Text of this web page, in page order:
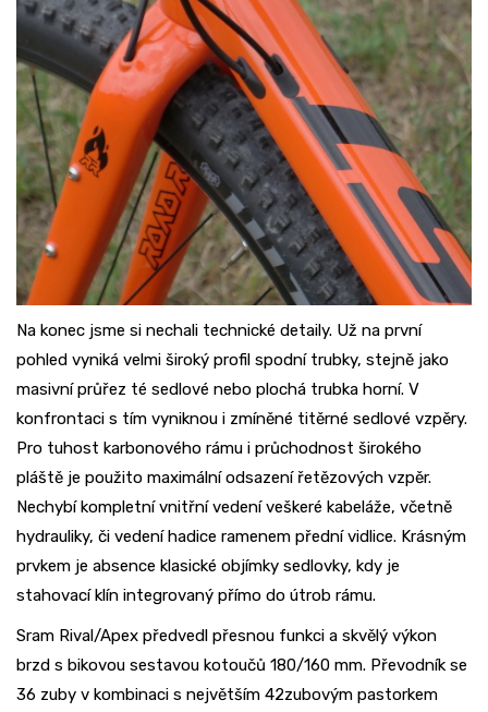
Na konec jsme si nechali technické detaily. Už na první
pohled vyniká velmi široký profil spodní trubky, stejně jako
masivní průřez té sedlové nebo plochá trubka horní. V
konfrontaci s tím vyniknou i zmíněné titěrné sedlové vzpěry.
Pro tuhost karbonového rámu i průchodnost širokého
pláště je použito maximální odsazení řetězových vzpěr.
Nechybí kompletní vnitřní vedení veškeré kabeláže, včetně
hydrauliky, či vedení hadice ramenem přední vidlice. Krásným
prvkem je absence klasické objímky sedlovky, kdy je
stahovací klín integrovaný přímo do útrob rámu.
Sram Rival/Apex předvedl přesnou funkci a skvělý výkon
brzd s bikovou sestavou kotoučů 180/160 mm. Převodník se
36 zuby v kombinaci s největším 42zubovým pastorkem